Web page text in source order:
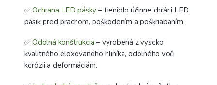
✅ Ochrana LED pásky – tienidlo účinne chráni LED
pásik pred prachom, poškodením a poškriabaním.
✅ Odolná konštrukcia – vyrobená z vysoko
kvalitného eloxovaného hliníka, odolného voči
korózii a deformáciám.